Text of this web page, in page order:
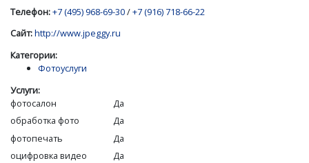
Телефон:+7 (495) 968-69-30/+7 (916) 718-66-22
Сайт:http://www.jpeggy.ru
Категории:
Фотоуслуги
Услуги:
фотосалон
Да
обработка фото
Да
фотопечать
Да
оцифровка видео
Да